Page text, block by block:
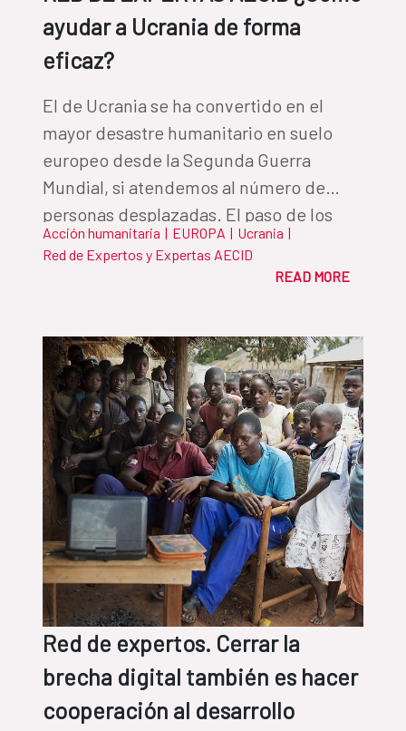
ayudar a Ucrania de forma
eficaz?
El de Ucrania se ha convertido en el
mayor desastre humanitario en suelo
europeo desde la Segunda Guerra
Mundial, si atendemos al número de
personas desplazadas. El paso de los
días permite identificar cuáles son las
iniciativas y los mecanismos más útiles y
en marcha un paquete humanitario sin
precedentes
Acción humanitaria | EUROPA | Ucrania |
Red de Expertos y Expertas AECID
READ MORE
Red de expertos. Cerrar la
brecha digital también es hacer
cooperación al desarrollo